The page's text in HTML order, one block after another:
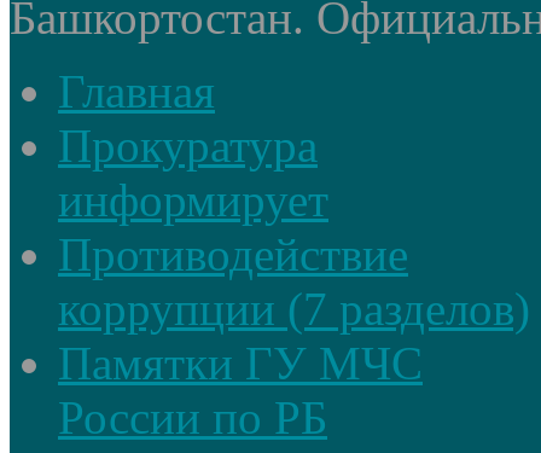
Башкортостан.
Главная
Прокуратура
информирует
Противодействие
коррупции (7 разделов)
Памятки ГУ МЧС
России по РБ